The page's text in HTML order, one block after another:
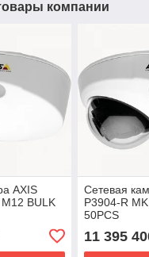
компании
AXIS
BULK
Сетевая
P3904-R
50PCS
11 395